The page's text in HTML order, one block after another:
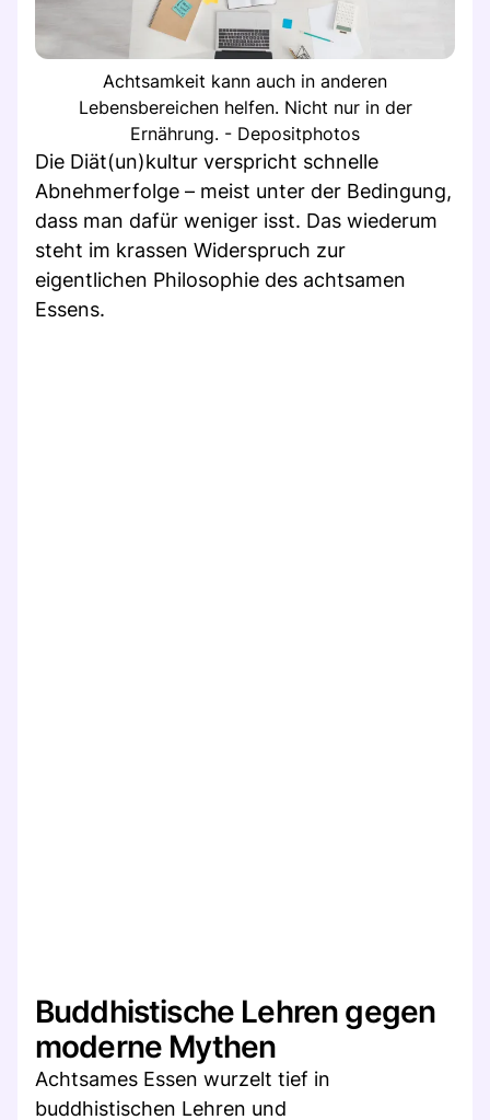
Achtsamkeit kann auch in anderen
Lebensbereichen helfen. Nicht nur in der
Ernährung. - Depositphotos
Die Diät(un)kultur verspricht schnelle
Abnehmerfolge – meist unter der Bedingung,
dass man dafür weniger isst. Das wiederum
steht im krassen Widerspruch zur
eigentlichen Philosophie des achtsamen
Essens.
Buddhistische Lehren gegen
moderne Mythen
Achtsames Essen wurzelt tief in
buddhistischen Lehren und